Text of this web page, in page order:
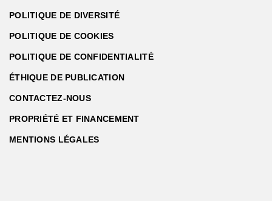
POLITIQUE DE DIVERSITÉ
POLITIQUE DE COOKIES
POLITIQUE DE CONFIDENTIALITÉ
ÉTHIQUE DE PUBLICATION
CONTACTEZ-NOUS
PROPRIÉTÉ ET FINANCEMENT
MENTIONS LÉGALES